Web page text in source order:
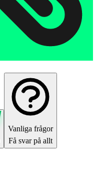
Vanliga frågor
Få svar på allt